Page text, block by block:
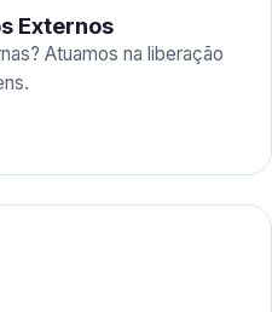
Externos
Atuamos na liberação